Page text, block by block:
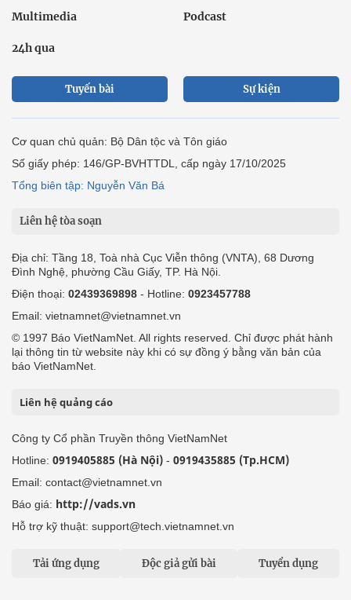
Multimedia Podcast
24h qua
Tuyến bài Sự kiện
Cơ quan chủ quản: Bộ Dân tộc và Tôn giáo
Số giấy phép: 146/GP-BVHTTDL, cấp ngày 17/10/2025
Tổng biên tập: Nguyễn Văn Bá
Liên hệ tòa soạn
Địa chỉ: Tầng 18, Toà nhà Cục Viễn thông (VNTA), 68 Dương
Đình Nghệ, phường Cầu Giấy, TP. Hà Nội.
Điện thoại: 02439369898 - Hotline: 0923457788
Email: vietnamnet@vietnamnet.vn
© 1997 Báo VietNamNet. All rights reserved. Chỉ được phát hành
lại thông tin từ website này khi có sự đồng ý bằng văn bản của
báo VietNamNet.
Liên hệ quảng cáo
Công ty Cổ phần Truyền thông VietNamNet
Hotline: 0919405885 (Hà Nội) - 0919435885 (Tp.HCM)
Email: contact@vietnamnet.vn
Báo giá: http://vads.vn
Hỗ trợ kỹ thuật: support@tech.vietnamnet.vn
Tải ứng dụng Độc giả gửi bài Tuyển dụng